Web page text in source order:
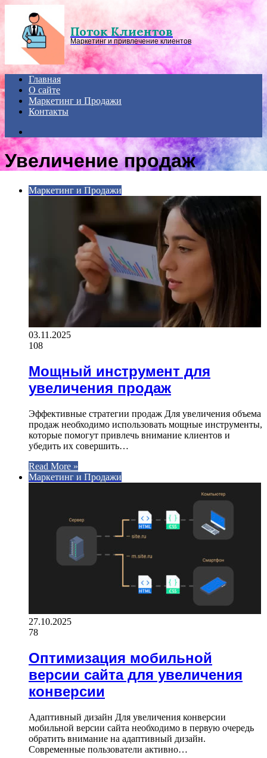
Поток Клиентов
Маркетинг и привлечение клиентов
Главная
О сайте
Маркетинг и Продажи
Контакты
for
Увеличение продаж
Маркетинг и Продажи
03.11.2025
108
Мощный инструмент для
увеличения продаж
Эффективные стратегии продаж Для увеличения объема
продаж необходимо использовать мощные инструменты,
которые помогут привлечь внимание клиентов и
убедить их совершить…
Read More »
Маркетинг и Продажи
27.10.2025
78
Оптимизация мобильной
версии сайта для увеличения
конверсии
Адаптивный дизайн Для увеличения конверсии
мобильной версии сайта необходимо в первую очередь
обратить внимание на адаптивный дизайн.
Современные пользователи активно…